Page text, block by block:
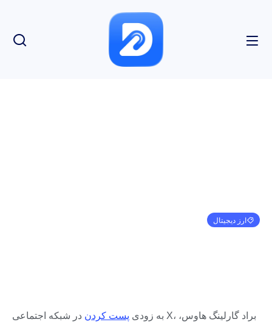
ارز دیجیتال
به زودی پست کردن در شبکه اجتماعی X، براد گارلینگ هاوس،